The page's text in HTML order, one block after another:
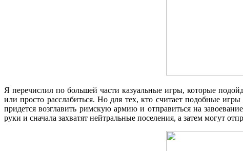
Я перечислил по большей части казуальные игры, которые
или просто расслабиться. Но для тех, кто считает подобные
придется возглавить римскую армию и отправиться на
руки и сначала захватят нейтральные поселения, а затем могут